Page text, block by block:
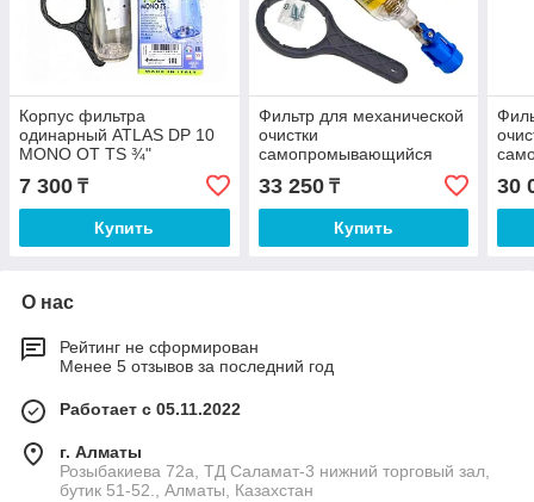
Корпус фильтра
одинарный ATLAS DP 10
MONO OT TS ¾"
7 300 ₸
Купить
Фильтр для механической
очистки
самопромывающийся
ATLAS HYDRA RLH 90
микрон 1¼"
33 250₸
Купить
30
О нас
Рейтинг не сформирован
Менее 5 отзывов за последний год
Работает с 05.11.2022
г. Алматы
Розыбакиева 72а, ТД Саламат-3 нижний торговый зал,
бутик 51-52., Алматы, Казахстан